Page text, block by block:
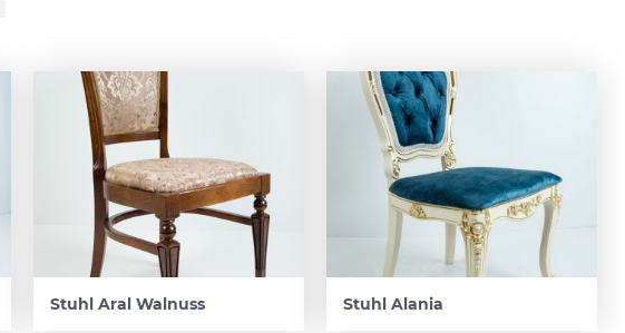
Stuhl Aral Walnuss Stuhl Alania